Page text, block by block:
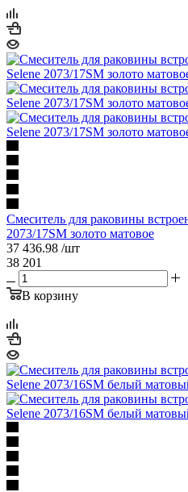
Смеситель для раковины
2073/17SM золото матовое
37 436.98 /шт
38 201
В корзину